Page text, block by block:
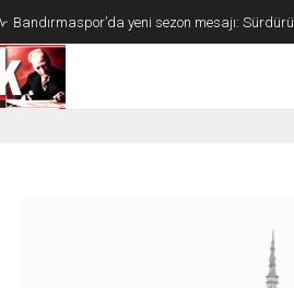
Bandırmaspor’da yeni sezon mesajı: